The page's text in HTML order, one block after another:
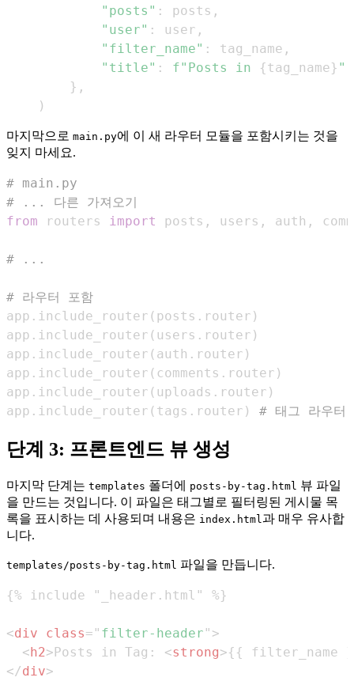
"posts" : posts ,
"user" : user ,
"filter_name" : tag_name ,
"title" : f"Posts in {tag_name} "
} ,
)
마지막으로 main.py에 이 새 라우터 모듈을 포함시키는 것을
잊지 마세요.
# main.py
# ... 다른 가져오기
from routers import posts , users , auth ,
# ...
# 라우터 포함
app . include_router ( posts . router )
app . include_router ( users . router )
app . include_router ( auth . router )
app . include_router ( comments . router )
app . include_router ( uploads . router )
app . include_router ( tags . router ) # 태그 라우터
단계 3: 프론트엔드 뷰 생성
마지막 단계는 templates 폴더에 posts-by-tag.html 뷰 파일
을 만드는 것입니다. 이 파일은 태그별로 필터링된 게시물 목
록을 표시하는 데 사용되며 내용은 index.html 과 매우 유사합
니다.
templates/posts-by-tag.html 파일을 만듭니다.
<div class= " filter-header " >
<h2>Posts in Tag: <strong>{{ filter_name
</div>